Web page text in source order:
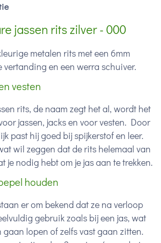
jassen rits zilver - 000
metalen rits met een 6mm
vertanding en een werra schuiver.
vesten
rits, de naam zegt het al, wordt het
jassen, jacks en voor vesten. Door
past hij goed bij spijkerstof en leer.
wil zeggen dat de rits helemaal van
je nodig hebt om je jas aan te trekken.
houden
er om bekend dat ze na verloop
gebruik zoals bij een jas, wat
gaan lopen of zelfs vast gaan zitten.